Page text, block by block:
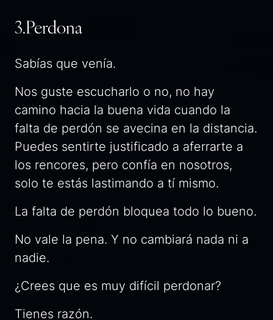
3.Perdona
Sabías que venía.
Nos guste escucharlo o no, no hay
camino hacia la buena vida cuando la
falta de perdón se avecina en la distancia.
Puedes sentirte justificado a aferrarte a
los rencores, pero confía en nosotros,
solo te estás lastimando a tí mismo.
La falta de perdón bloquea todo lo bueno.
No vale la pena. Y no cambiará nada ni a
nadie.
¿Crees que es muy difícil perdonar?
Tienes razón.